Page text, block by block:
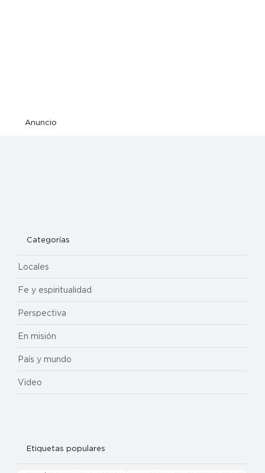
Anuncio
Categorías
Locales
Fe y espiritualidad
Perspectiva
En misión
País y mundo
Video
Etiquetas populares